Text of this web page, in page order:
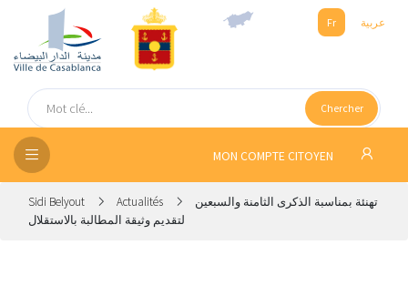
Fr عربية
Chercher
MON COMPTE CITOYEN
Sidi Belyout Actualités
تهنئة بمناسبة الذكرى الثامنة والسبعين
لتقديم وثيقة المطالبة بالاستقلال